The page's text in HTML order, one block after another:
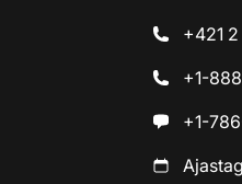
+421
+1-
+1-